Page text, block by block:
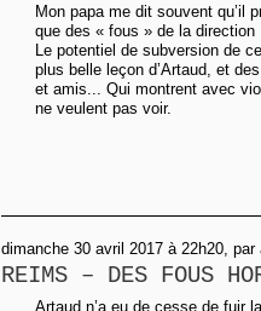
Mon papa me dit souvent qu’il
que des « fous » de la direction
Le potentiel de subversion de
plus belle leçon d’Artaud, et
et amis... Qui montrent avec
ne veulent pas voir.
dimanche 30 avril 2017 à 22h20, par
REIMS – DES FOUS
Artaud n’a eu de cesse de fuir